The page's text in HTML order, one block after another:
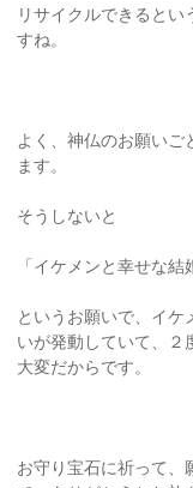
リサイクルできると
すね。
よく、神仏のお願いご
ます。
そうしないと
「イケメンと幸せな結
というお願いで、イケ
いが発動していて、２
大変だからです。
お守り宝石に祈って、